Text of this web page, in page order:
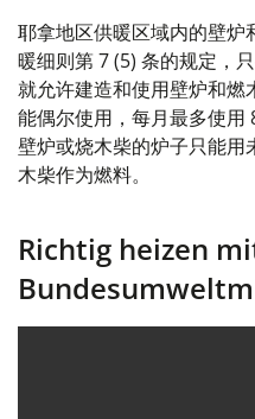
耶拿地区供暖区域内的壁
暖细则第 7 (5) 条的规定，
就允许建造和使用壁炉和燃
能偶尔使用，每月最多使用
壁炉或烧木柴的炉子只能用
木柴作为燃料。
Richtig heizen